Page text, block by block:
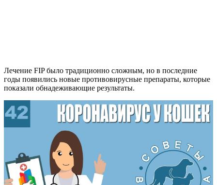
Лечение FIP было традиционно сложным, но в последние
годы появились новые противовирусные препараты, которые
показали обнадеживающие результаты.